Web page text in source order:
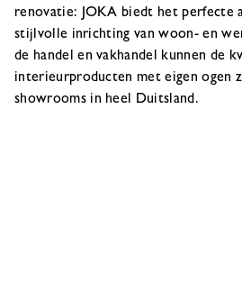
renovatie: JOKA biedt het perfecte
stijlvolle inrichting van woon- en
de handel en vakhandel kunnen de
interieurproducten met eigen ogen
showrooms in heel Duitsland.